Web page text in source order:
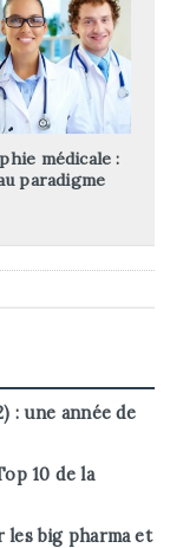
médicale :
paradigme
: une année de
10 de la
les big pharma et